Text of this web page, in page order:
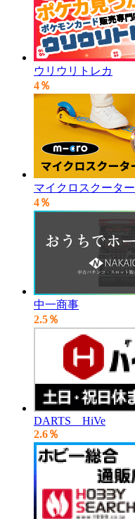
ウリウリトレカ
4％
マイクロスクーター
4％
中一商事
2.5％
DARTS HiVe
2.6％